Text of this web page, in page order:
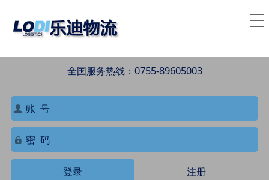
全国服务热线：0755-89605003
登录 注册